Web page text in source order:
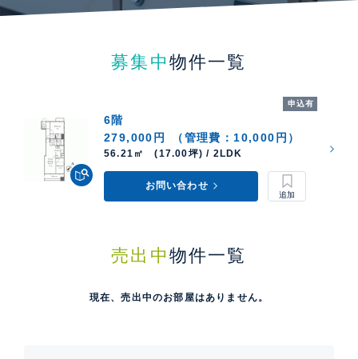
募集中 物件一覧
申込有
6階
279,000円
（管理費：10,000円）
56.21㎡ (17.00坪) / 2LDK
お問い合わせ
売出中 物件一覧
現在、売出中のお部屋はありません。